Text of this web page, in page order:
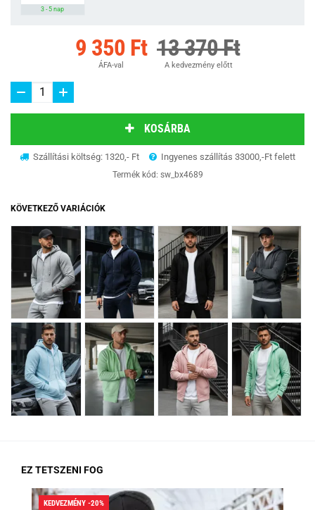
3 - 5 nap
9 350 Ft
ÁFA-val
13 370 Ft
A kedvezmény előtt
KOSÁRBA
Szállítási költség: 1320,- Ft Ingyenes szállítás 33000,-Ft felett
Termék kód: sw_bx4689
KÖVETKEZŐ VARIÁCIÓK
EZ TETSZENI FOG
KEDVEZMÉNY -20%